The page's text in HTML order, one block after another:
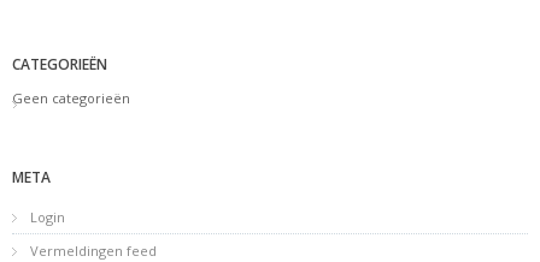
CATEGORIEËN
Geen categorieën
META
Login
Vermeldingen feed